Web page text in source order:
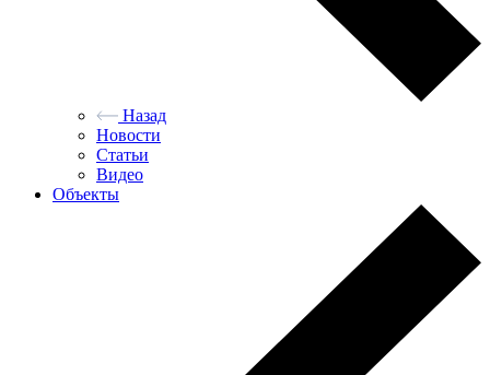
Назад
Новости
Статьи
Видео
Объекты